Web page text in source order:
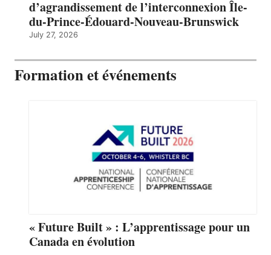
d’agrandissement de l’interconnexion Île-
du-Prince-Édouard-Nouveau-Brunswick
July 27, 2026
Formation et événements
« Future Built » : L’apprentissage pour un
Canada en évolution